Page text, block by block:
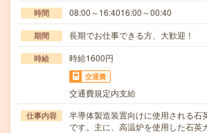
時間 08:00～16:4016:00～00:40
期間 長期でお仕事できる方、大歓迎！
時給 時給1600円
交通費
交通費規定内支給
仕事内容
半導体製造装置向けに使用される石
です。主に、高温炉を使用した石